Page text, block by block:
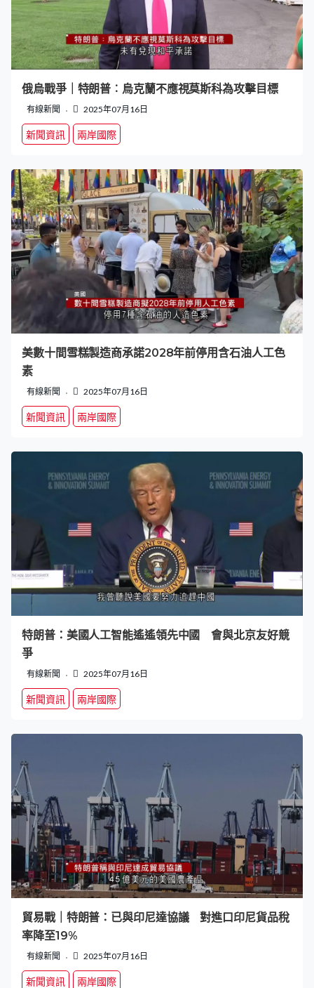
俄烏戰爭｜特朗普︰烏克蘭不應視莫斯科為攻擊目標
有線新聞 2025年07月16日
新聞資訊 兩岸國際
美數十間雪糕製造商承諾2028年前停用含石油人工色
素
有線新聞 2025年07月16日
新聞資訊 兩岸國際
特朗普：美國人工智能遙遙領先中國 會與北京友好競
爭
有線新聞 2025年07月16日
新聞資訊 兩岸國際
貿易戰｜特朗普：已與印尼達協議 對進口印尼貨品稅
率降至19%
有線新聞 2025年07月16日
新聞資訊 兩岸國際